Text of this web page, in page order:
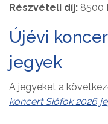
Részvételi díj: 8500
Újévi
jegyek
A jegyeket a
koncert Siófok 2026